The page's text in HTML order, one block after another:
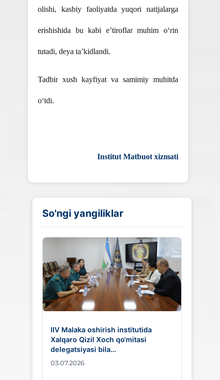
olishi, kasbiy faoliyatda yuqori natijalarga
erishishida bu kabi e’tiroflar muhim o‘rin
tutadi, deya ta’kidlandi.
Tadbir xush kayfiyat va samimiy muhitda
o‘tdi.
Institut Matbuot xizmati
So'ngi yangiliklar
IIV Malaka oshirish institutida
Xalqaro Qizil Xoch qo‘mitasi
delegatsiyasi bila…
03.07.2026